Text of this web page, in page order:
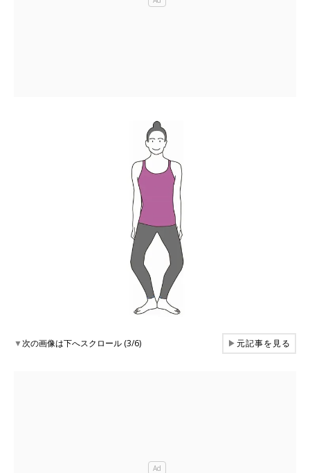
▼次の画像は下へスクロール (3/6) ▶元記事を見る